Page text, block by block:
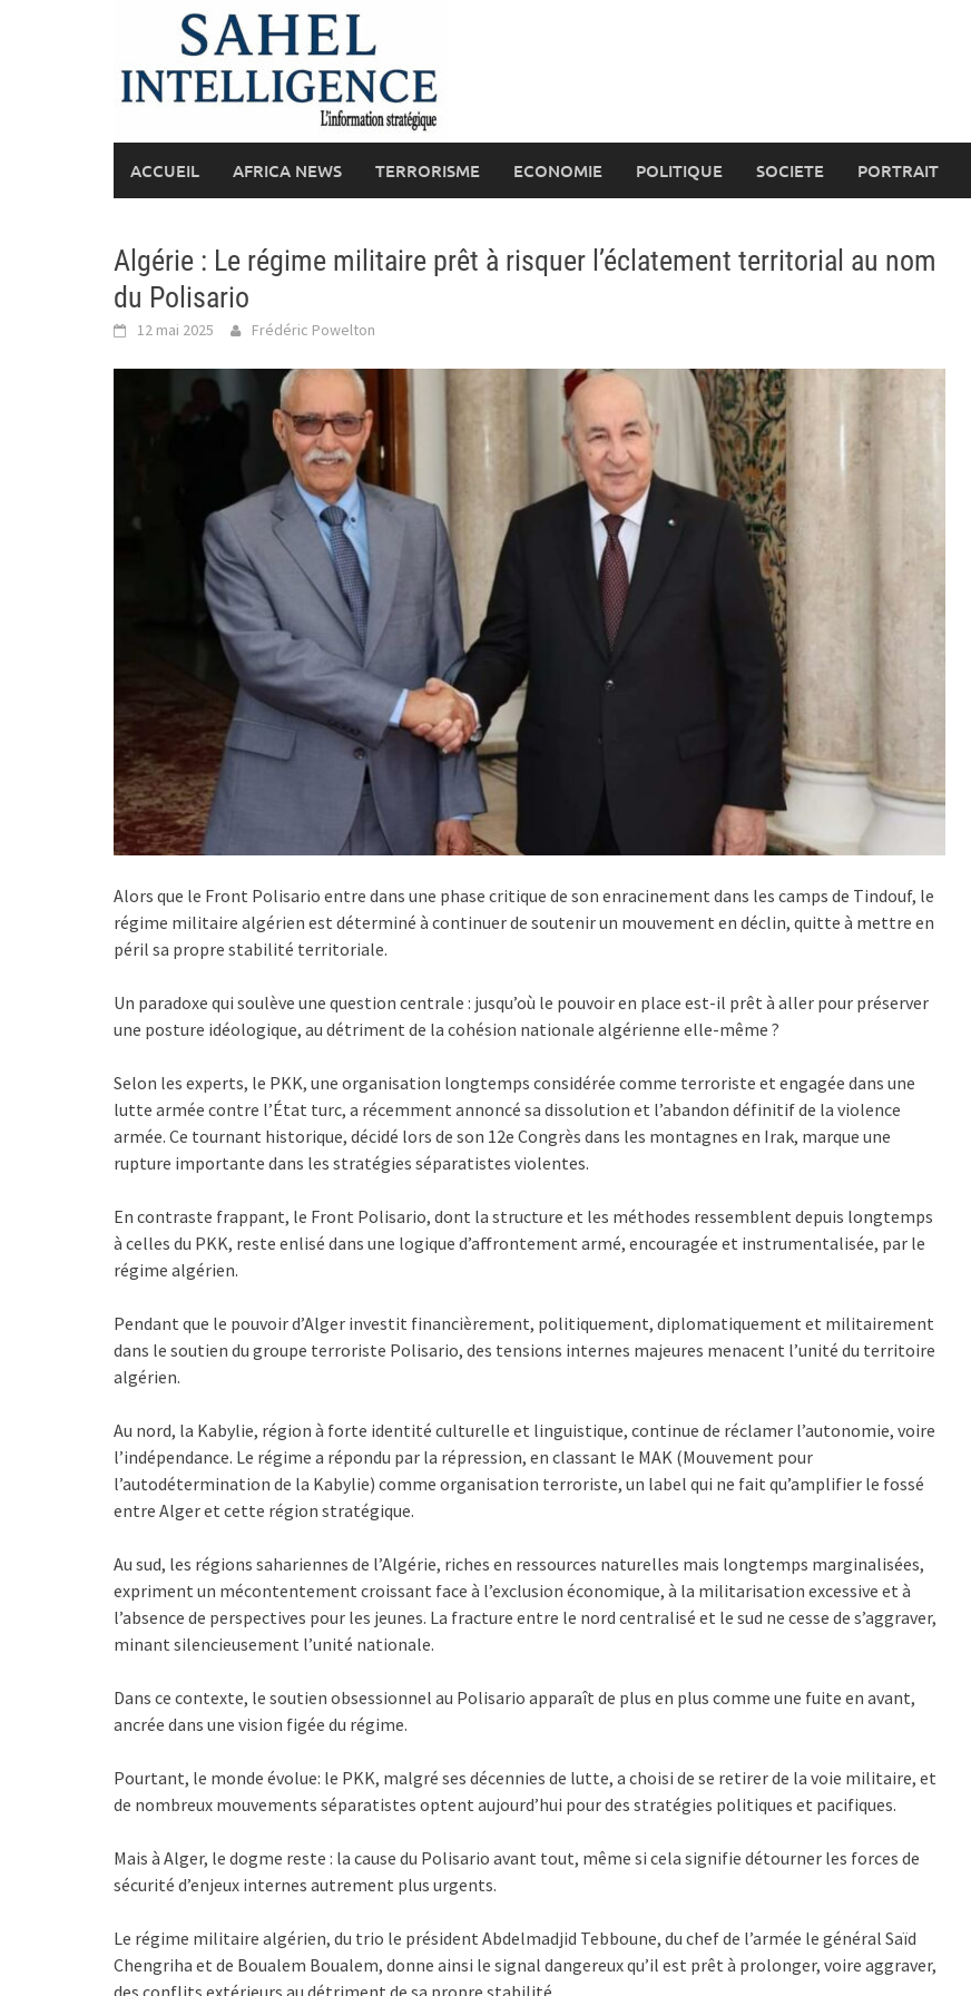
ACCUEIL AFRICA NEWS TERRORISME ECONOMIE POLITIQUE SOCIETE PORTRAIT
Algérie : Le régime militaire prêt à risquer l’éclatement territorial au nom
du Polisario
12 mai 2025 Frédéric Powelton
Alors que le Front Polisario entre dans une phase critique de son enracinement dans les camps de Tindouf, le
régime militaire algérien est déterminé à continuer de soutenir un mouvement en déclin, quitte à mettre en
péril sa propre stabilité territoriale.
Un paradoxe qui soulève une question centrale : jusqu’où le pouvoir en place est-il prêt à aller pour préserver
une posture idéologique, au détriment de la cohésion nationale algérienne elle-même ?
Selon les experts, le PKK, une organisation longtemps considérée comme terroriste et engagée dans une
lutte armée contre l’État turc, a récemment annoncé sa dissolution et l’abandon définitif de la violence
armée. Ce tournant historique, décidé lors de son 12e Congrès dans les montagnes en Irak, marque une
rupture importante dans les stratégies séparatistes violentes.
En contraste frappant, le Front Polisario, dont la structure et les méthodes ressemblent depuis longtemps
à celles du PKK, reste enlisé dans une logique d’affrontement armé, encouragée et instrumentalisée, par le
régime algérien.
Pendant que le pouvoir d’Alger investit financièrement, politiquement, diplomatiquement et militairement
dans le soutien du groupe terroriste Polisario, des tensions internes majeures menacent l’unité du territoire
algérien.
Au nord, la Kabylie, région à forte identité culturelle et linguistique, continue de réclamer l’autonomie, voire
l’indépendance. Le régime a répondu par la répression, en classant le MAK (Mouvement pour
l’autodétermination de la Kabylie) comme organisation terroriste, un label qui ne fait qu’amplifier le fossé
entre Alger et cette région stratégique.
Au sud, les régions sahariennes de l’Algérie, riches en ressources naturelles mais longtemps marginalisées,
expriment un mécontentement croissant face à l’exclusion économique, à la militarisation excessive et à
l’absence de perspectives pour les jeunes. La fracture entre le nord centralisé et le sud ne cesse de s’aggraver,
minant silencieusement l’unité nationale.
Dans ce contexte, le soutien obsessionnel au Polisario apparaît de plus en plus comme une fuite en avant,
ancrée dans une vision figée du régime.
Pourtant, le monde évolue: le PKK, malgré ses décennies de lutte, a choisi de se retirer de la voie militaire, et
de nombreux mouvements séparatistes optent aujourd’hui pour des stratégies politiques et pacifiques.
Mais à Alger, le dogme reste : la cause du Polisario avant tout, même si cela signifie détourner les forces de
sécurité d’enjeux internes autrement plus urgents.
Le régime militaire algérien, du trio le président Abdelmadjid Tebboune, du chef de l’armée le général Saïd
Chengriha et de Boualem Boualem, donne ainsi le signal dangereux qu’il est prêt à prolonger, voire aggraver,
des conflits extérieurs au détriment de sa propre stabilité.